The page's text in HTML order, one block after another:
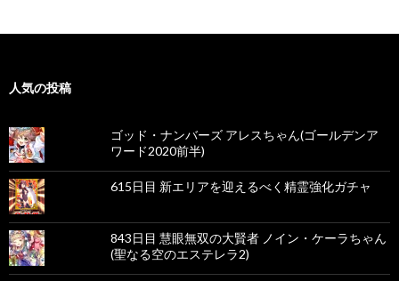
人気の投稿
ゴッド・ナンバーズ アレスちゃん(ゴールデンア
ワード2020前半)
615日目 新エリアを迎えるべく精霊強化ガチャ
843日目 慧眼無双の大賢者 ノイン・ケーラちゃん
(聖なる空のエステレラ2)